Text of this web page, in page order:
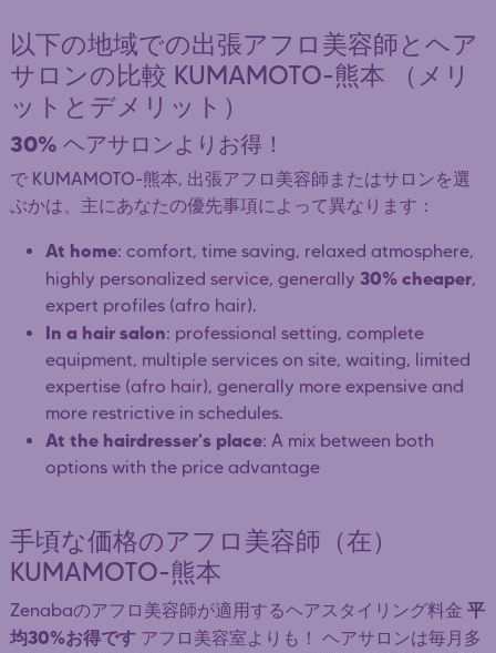
以下の地域での出張アフロ美容師とヘア
サロンの比較 KUMAMOTO-熊本 （メリ
ットとデメリット）
30% ヘアサロンよりお得！
で KUMAMOTO-熊本, 出張アフロ美容師またはサロンを選
ぶかは、主にあなたの優先事項によって異なります：
At home: comfort, time saving, relaxed atmosphere,
highly personalized service, generally 30% cheaper,
expert profiles (afro hair).
In a hair salon: professional setting, complete
equipment, multiple services on site, waiting, limited
expertise (afro hair), generally more expensive and
more restrictive in schedules.
At the hairdresser's place: A mix between both
options with the price advantage
手頃な価格のアフロ美容師（在）
KUMAMOTO-熊本
Zenabaのアフロ美容師が適用するヘアスタイリング料金 平
均30%お得です アフロ美容室よりも！ ヘアサロンは毎月多